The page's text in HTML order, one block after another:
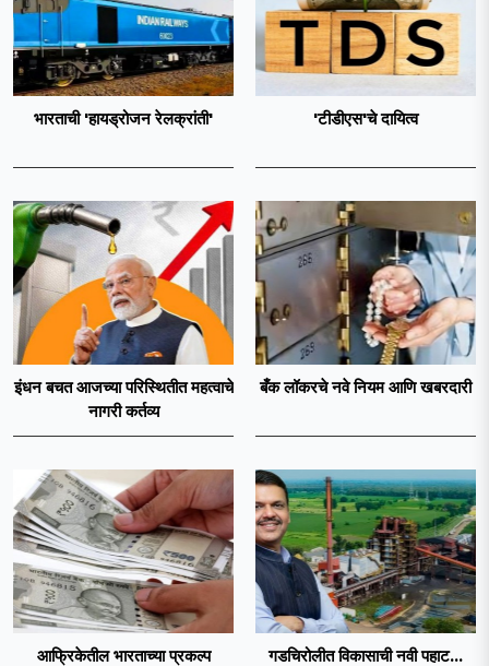
भारताची 'हायड्रोजन रेलक्रांती' 'टीडीएस'चे दायित्व
इंधन बचत आजच्या परिस्थितीत महत्वाचे
नागरी कर्तव्य
बँक लॉकरचे नवे नियम आणि खबरदारी
आफ्रिकेतील भारताच्या प्रकल्प
गडचिरोलीत विकासाची नवी पहाट...